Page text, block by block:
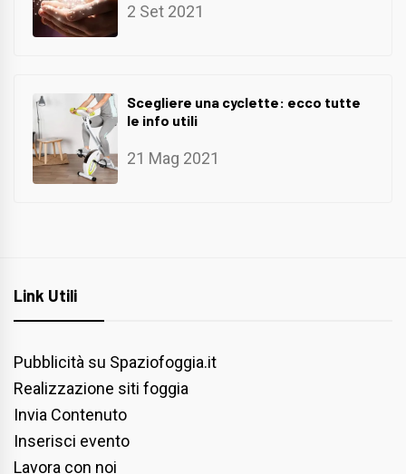
2 Set 2021
Scegliere una cyclette: ecco tutte
le info utili
21 Mag 2021
Link Utili
Pubblicità su Spaziofoggia.it
Realizzazione siti foggia
Invia Contenuto
Inserisci evento
Lavora con noi